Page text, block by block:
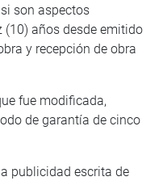
son aspectos
años desde emitido
y recepción de obra
fue modificada,
de garantía de cinco
publicidad escrita de